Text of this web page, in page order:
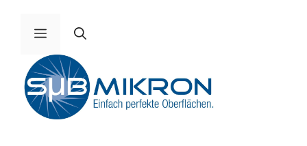
zawartościMenu